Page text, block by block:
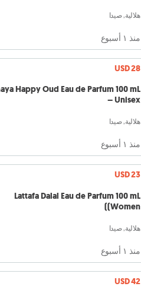
هلالية, صيدا
منذ ١ أسبوع
USD 28
Happy Oud Eau de Parfum 100 mL
– Unisex
هلالية, صيدا
منذ ١ أسبوع
USD 23
Lattafa Dalal Eau de Parfum 100 mL
(Women)
هلالية, صيدا
منذ ١ أسبوع
USD 42